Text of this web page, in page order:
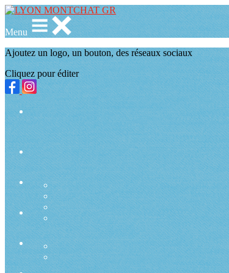
Menu
Ajoutez un logo, un bouton, des réseaux sociaux
Cliquez pour éditer